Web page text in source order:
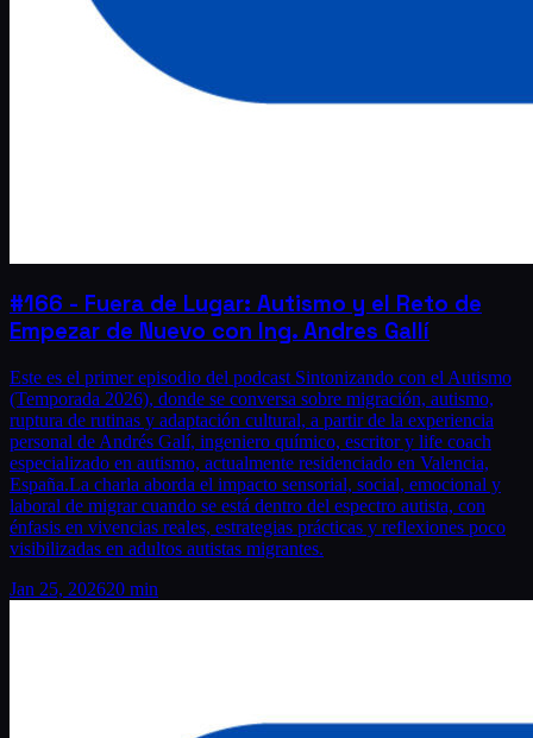
#166 - Fuera de Lugar: Autismo y el Reto de
Empezar de Nuevo con Ing. Andres Gallí
Este es el primer episodio del podcast Sintonizando con el Autismo
(Temporada 2026), donde se conversa sobre migración, autismo,
ruptura de rutinas y adaptación cultural, a partir de la experiencia
personal de Andrés Galí, ingeniero químico, escritor y life coach
especializado en autismo, actualmente residenciado en Valencia,
España.La charla aborda el impacto sensorial, social, emocional y
laboral de migrar cuando se está dentro del espectro autista, con
énfasis en vivencias reales, estrategias prácticas y reflexiones poco
visibilizadas en adultos autistas migrantes.
Jan 25, 202620 min